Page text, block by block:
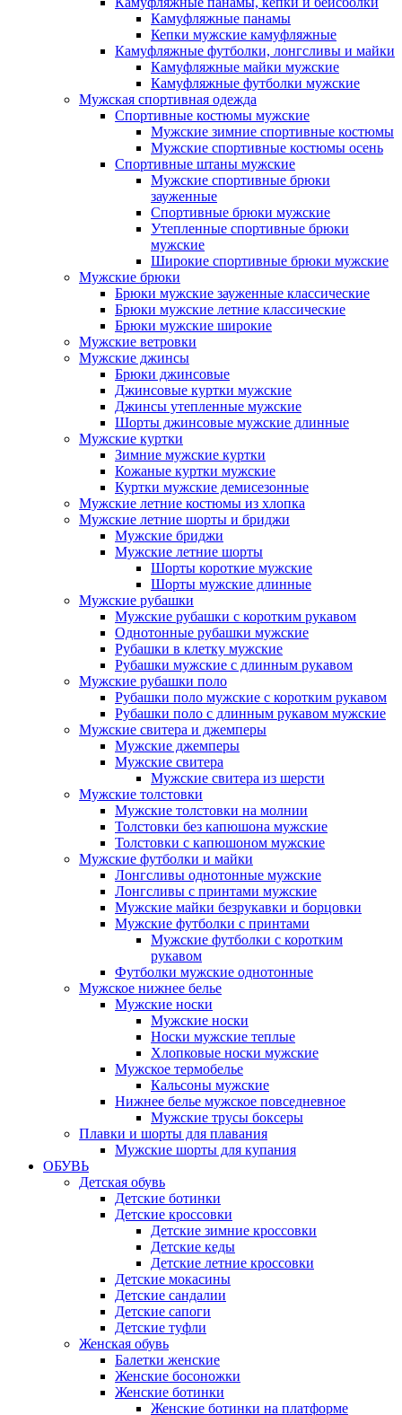
Камуфляжные панамы
Кепки мужские камуфляжные
Камуфляжные футболки, лонгсливы и майки
Камуфляжные майки мужские
Камуфляжные футболки мужские
Мужская спортивная одежда
Спортивные костюмы мужские
Мужские зимние спортивные костюмы
Мужские спортивные костюмы осень
Спортивные штаны мужские
Мужские спортивные брюки
зауженные
Спортивные брюки мужские
Утепленные спортивные брюки
мужские
Широкие спортивные брюки мужские
Мужские брюки
Брюки мужские зауженные классические
Брюки мужские летние классические
Брюки мужские широкие
Мужские ветровки
Мужские джинсы
Брюки джинсовые
Джинсовые куртки мужские
Джинсы утепленные мужские
Шорты джинсовые мужские длинные
Мужские куртки
Зимние мужские куртки
Кожаные куртки мужские
Куртки мужские демисезонные
Мужские летние костюмы из хлопка
Мужские летние шорты и бриджи
Мужские бриджи
Мужские летние шорты
Шорты короткие мужские
Шорты мужские длинные
Мужские рубашки
Мужские рубашки с коротким рукавом
Однотонные рубашки мужские
Рубашки в клетку мужские
Рубашки мужские с длинным рукавом
Мужские рубашки поло
Рубашки поло мужские с коротким рукавом
Рубашки поло с длинным рукавом мужские
Мужские свитера и джемперы
Мужские джемперы
Мужские свитера
Мужские свитера из шерсти
Мужские толстовки
Мужские толстовки на молнии
Толстовки без капюшона мужские
Толстовки с капюшоном мужские
Мужские футболки и майки
Лонгсливы однотонные мужские
Лонгсливы с принтами мужские
Мужские майки безрукавки и борцовки
Мужские футболки с принтами
Мужские футболки с коротким
рукавом
Футболки мужские однотонные
Мужское нижнее белье
Мужские носки
Мужские носки
Носки мужские теплые
Хлопковые носки мужские
Мужское термобелье
Кальсоны мужские
Нижнее белье мужское повседневное
Мужские трусы боксеры
Плавки и шорты для плавания
Мужские шорты для купания
ОБУВЬ
Детская обувь
Детские ботинки
Детские кроссовки
Детские зимние кроссовки
Детские кеды
Детские летние кроссовки
Детские мокасины
Детские сандалии
Детские сапоги
Детские туфли
Женская обувь
Балетки женские
Женские босоножки
Женские ботинки
Женские ботинки на платформе